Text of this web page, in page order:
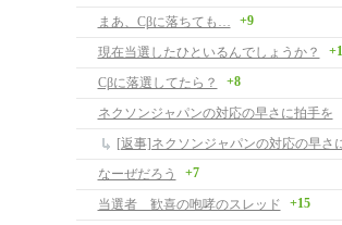
まあ、Cβに落ちても…
+9
現在当選したひといるんでしょうか？
Cβに落選してたら？ +8
ネクソンジャパンの対応の早さに拍手を
[返事]ネクソンジャパンの対応の早さ
なーぜだろう
+7
当選者 歓喜の咆哮のスレッド +15